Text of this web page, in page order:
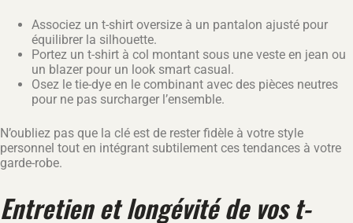
Associez un t-shirt oversize à un pantalon ajusté pour
équilibrer la silhouette.
Portez un t-shirt à col montant sous une veste en jean ou
un blazer pour un look smart casual.
Osez le tie-dye en le combinant avec des pièces neutres
pour ne pas surcharger l’ensemble.
N’oubliez pas que la clé est de rester fidèle à votre style
personnel tout en intégrant subtilement ces tendances à votre
garde-robe.
Entretien et longévité de vos t-